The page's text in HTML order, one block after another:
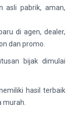
asli pabrik, aman,
di agen, dealer,
dan promo.
bijak dimulai
hasil terbaik